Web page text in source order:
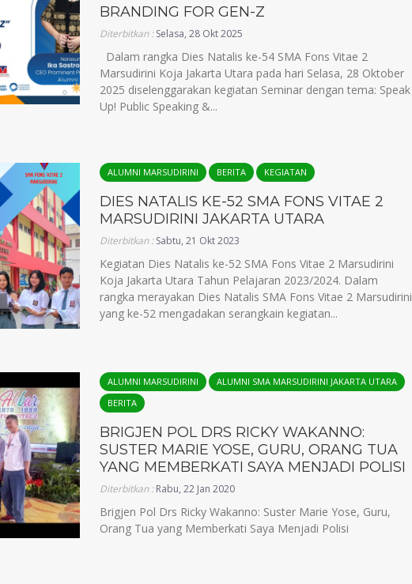
BRANDING FOR GEN-Z
Diterbitkan :Selasa, 28 Okt 2025
Dalam rangka Dies Natalis ke-54 SMA Fons Vitae 2
Marsudirini Koja Jakarta Utara pada hari Selasa, 28 Oktober
2025 diselenggarakan kegiatan Seminar dengan tema: Speak
Up! Public Speaking &...
ALUMNI MARSUDIRINI BERITA KEGIATAN
DIES NATALIS KE-52 SMA FONS VITAE 2
MARSUDIRINI JAKARTA UTARA
Diterbitkan :Sabtu, 21 Okt 2023
Kegiatan Dies Natalis ke-52 SMA Fons Vitae 2 Marsudirini
Koja Jakarta Utara Tahun Pelajaran 2023/2024. Dalam
rangka merayakan Dies Natalis SMA Fons Vitae 2 Marsudirini
yang ke-52 mengadakan serangkain kegiatan...
ALUMNI MARSUDIRINI
ALUMNI SMA MARSUDIRINI JAKARTA UTARA
BERITA
BRIGJEN POL DRS RICKY WAKANNO:
SUSTER MARIE YOSE, GURU, ORANG TUA
YANG MEMBERKATI SAYA MENJADI POLISI
Diterbitkan :Rabu, 22 Jan 2020
Brigjen Pol Drs Ricky Wakanno: Suster Marie Yose, Guru,
Orang Tua yang Memberkati Saya Menjadi Polisi